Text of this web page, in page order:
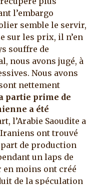
l’embargo
semble le servir,
sur les prix, il n’en
souffre de
nous avons jugé, à
Nous avons
nettement
partie prime de
a été
l’Arabie Saoudite a
Iraniens ont trouvé
de production
un laps de
moins ont créé
de la spéculation